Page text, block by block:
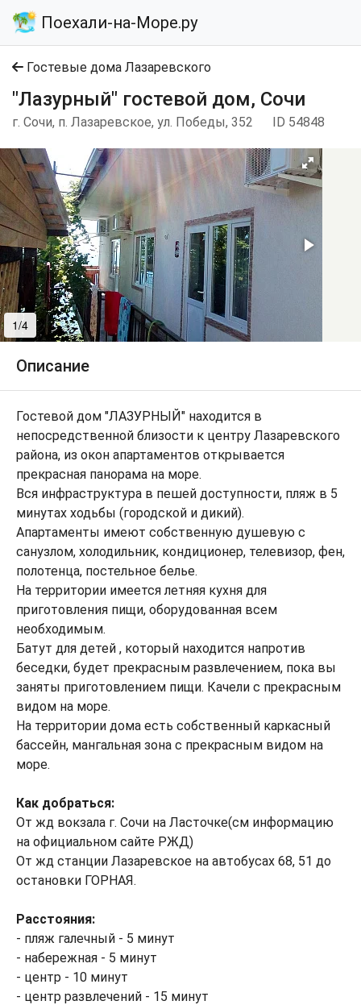
Поехали-на-Море.ру
Гостевые дома Лазаревского
"Лазурный" гостевой дом, Сочи
г. Сочи, п. Лазаревское, ул. Победы, 352 ID 54848
1/4
Описание
Гостевой дом "ЛАЗУРНЫЙ" находится в
непосредственной близости к центру Лазаревского
района, из окон апартаментов открывается
прекрасная панорама на море.
Вся инфраструктура в пешей доступности, пляж в 5
минутах ходьбы (городской и дикий).
Апартаменты имеют собственную душевую с
санузлом, холодильник, кондиционер, телевизор, фен,
полотенца, постельное белье.
На территории имеется летняя кухня для
приготовления пищи, оборудованная всем
необходимым.
Батут для детей , который находится напротив
беседки, будет прекрасным развлечением, пока вы
заняты приготовлением пищи. Качели с прекрасным
видом на море.
На территории дома есть собственный каркасный
бассейн, мангальная зона с прекрасным видом на
море.
Как добраться:
От жд вокзала г. Сочи на Ласточке(см информацию
на официальном сайте РЖД)
От жд станции Лазаревское на автобусах 68, 51 до
остановки ГОРНАЯ.
Расстояния:
- пляж галечный - 5 минут
- набережная - 5 минут
- центр - 10 минут
- центр развлечений - 15 минут